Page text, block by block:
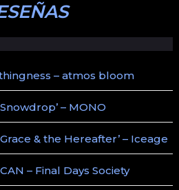
– atmos bloom
– MONO
& the Hereafter’ – Iceage
– Final Days Society